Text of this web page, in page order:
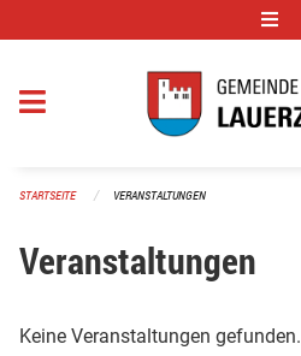
STARTSEITE VERANSTALTUNGEN
Veranstaltungen
Keine Veranstaltungen gefunden.